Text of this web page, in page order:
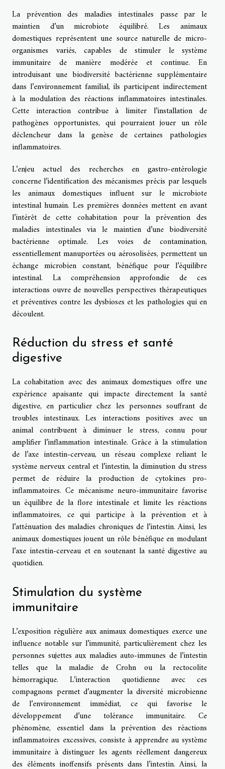
La prévention des maladies intestinales passe par le
maintien d’un microbiote équilibré. Les animaux
domestiques représentent une source naturelle de micro-
organismes variés, capables de stimuler le système
immunitaire de manière modérée et continue. En
introduisant une biodiversité bactérienne supplémentaire
dans l’environnement familial, ils participent indirectement
à la modulation des réactions inflammatoires intestinales.
Cette interaction contribue à limiter l’installation de
pathogènes opportunistes, qui pourraient jouer un rôle
déclencheur dans la genèse de certaines pathologies
inflammatoires.
L’enjeu actuel des recherches en gastro-entérologie
concerne l’identification des mécanismes précis par lesquels
les animaux domestiques influent sur le microbiote
intestinal humain. Les premières données mettent en avant
l’intérêt de cette cohabitation pour la prévention des
maladies intestinales via le maintien d’une biodiversité
bactérienne optimale. Les voies de contamination,
essentiellement manuportées ou aérosolisées, permettent un
échange microbien constant, bénéfique pour l’équilibre
intestinal. La compréhension approfondie de ces
interactions ouvre de nouvelles perspectives thérapeutiques
et préventives contre les dysbioses et les pathologies qui en
découlent.
Réduction du stress et santé
digestive
La cohabitation avec des animaux domestiques offre une
expérience apaisante qui impacte directement la santé
digestive, en particulier chez les personnes souffrant de
troubles intestinaux. Les interactions positives avec un
animal contribuent à diminuer le stress, connu pour
amplifier l’inflammation intestinale. Grâce à la stimulation
de l’axe intestin-cerveau, un réseau complexe reliant le
système nerveux central et l’intestin, la diminution du stress
permet de réduire la production de cytokines pro-
inflammatoires. Ce mécanisme neuro-immunitaire favorise
un équilibre de la flore intestinale et limite les réactions
inflammatoires, ce qui participe à la prévention et à
l’atténuation des maladies chroniques de l’intestin. Ainsi, les
animaux domestiques jouent un rôle bénéfique en modulant
l’axe intestin-cerveau et en soutenant la santé digestive au
quotidien.
Stimulation du système
immunitaire
L’exposition régulière aux animaux domestiques exerce une
influence notable sur l’immunité, particulièrement chez les
personnes sujettes aux maladies auto-immunes de l’intestin
telles que la maladie de Crohn ou la rectocolite
hémorragique. L’interaction quotidienne avec ces
compagnons permet d’augmenter la diversité microbienne
de l’environnement immédiat, ce qui favorise le
développement d’une tolérance immunitaire. Ce
phénomène, essentiel dans la prévention des réactions
inflammatoires excessives, consiste à apprendre au système
immunitaire à distinguer les agents réellement dangereux
des éléments inoffensifs présents dans l’intestin. Ainsi, la